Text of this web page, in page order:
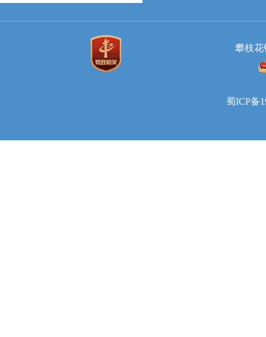
攀枝花
蜀ICP备